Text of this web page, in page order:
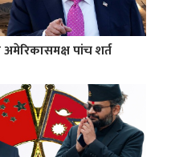
पांच शर्त